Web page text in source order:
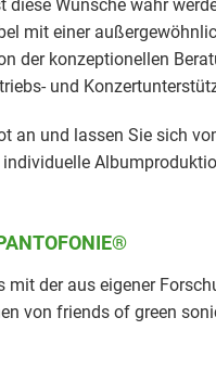
Wünsche wahr
mit einer
der konzeptionellen
und
an und lassen Sie sich
der aus eigener
von friends of green